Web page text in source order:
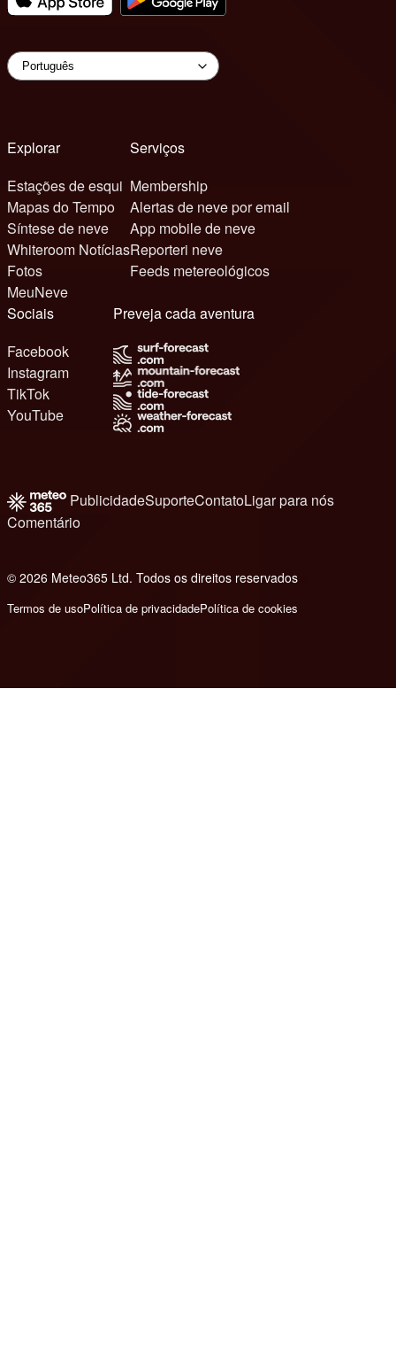
Explorar
Estações de esqui
Mapas do Tempo
Síntese de neve
Whiteroom Notícias
Fotos
MeuNeve
Serviços
Membership
Alertas de neve por email
App mobile de neve
Reporteri neve
Feeds metereológicos
Sociais
Facebook
Instagram
TikTok
YouTube
Preveja cada aventura
PublicidadeSuporteContatoLigar para nós
Comentário
© 2026 Meteo365 Ltd. Todos os direitos reservados
Termos de usoPolítica de privacidadePolítica de cookies